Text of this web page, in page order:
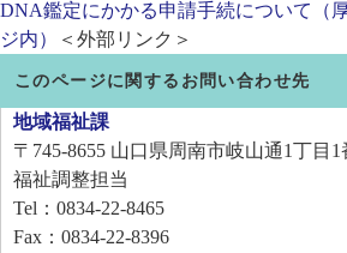
DNA鑑定にかかる申請手続について（
ジ内）
＜外部リンク＞
このページに関するお問い合わせ先
地域福祉課
〒745-8655 山口県周南市岐山通1丁目1
福祉調整担当
Tel：0834-22-8465
Fax：0834-22-8396